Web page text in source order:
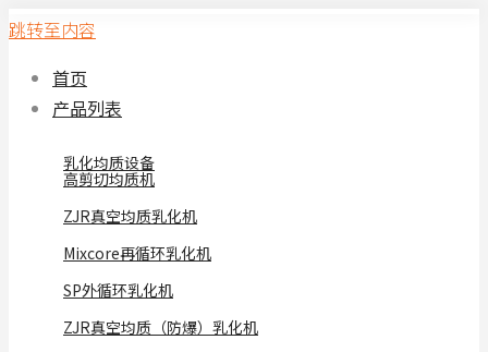
跳转至内容
首页
产品列表
乳化均质设备
高剪切均质机
ZJR真空均质乳化机
Mixcore再循环乳化机
SP外循环乳化机
ZJR真空均质（防爆）乳化机